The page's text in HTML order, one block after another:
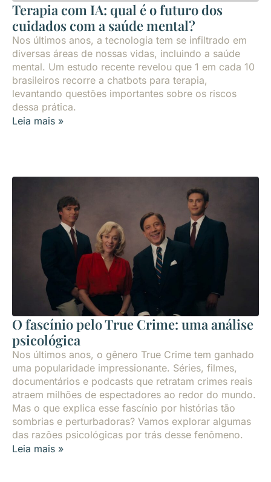
Terapia com IA: qual é o futuro dos
cuidados com a saúde mental?
Nos últimos anos, a tecnologia tem se infiltrado em
diversas áreas de nossas vidas, incluindo a saúde
mental. Um estudo recente revelou que 1 em cada 10
brasileiros recorre a chatbots para terapia,
levantando questões importantes sobre os riscos
dessa prática.
Leia mais »
O fascínio pelo True Crime: uma análise
psicológica
Nos últimos anos, o gênero True Crime tem ganhado
uma popularidade impressionante. Séries, filmes,
documentários e podcasts que retratam crimes reais
atraem milhões de espectadores ao redor do mundo.
Mas o que explica esse fascínio por histórias tão
sombrias e perturbadoras? Vamos explorar algumas
das razões psicológicas por trás desse fenômeno.
Leia mais »